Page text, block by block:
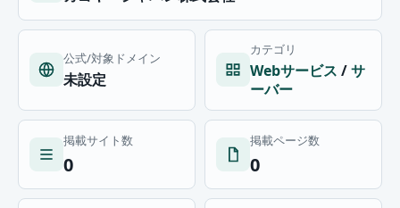
公式/対象ドメイン
未設定
カテゴリ
Webサービス /サ
ーバー
掲載サイト数
0
掲載ページ数
0